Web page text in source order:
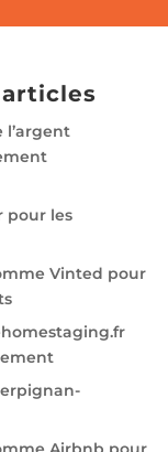
pour les
Vinted pour